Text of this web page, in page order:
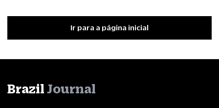
Ir para a página inicial
Brazil Journal